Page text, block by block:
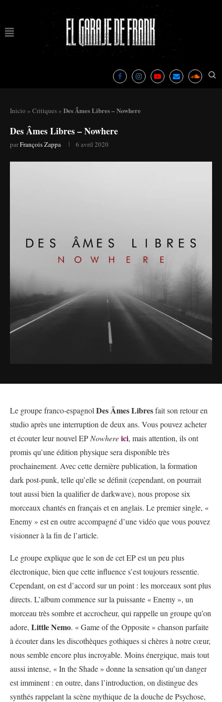
Inicio » Critiques » Des Âmes Libres – Nowhere
Des Âmes Libres – Nowhere
parFrançois Zappa 6 avril 2020
Le groupe franco-espagnol Des Âmes Libresfait son retour en
studio après une interruption de deux ans. Vous pouvez acheter
et écouter leur nouvel EP Nowhereici, mais attention, ils ont
promis qu’une édition physique sera disponible très
prochainement. Avec cette dernière publication, la formation
dark post-punk, telle qu’elle se définit (cependant, on pourrait
tout aussi bien la qualifier de darkwave), nous propose six
morceaux chantés en français et en anglais. Le premier single, «
Enemy » est en outre accompagné d’une vidéo que vous pouvez
visionner à la fin de l’article.
Le groupe explique que le son de cet EP est un peu plus
électronique, bien que cette influence s’est toujours ressentie.
Cependant, on est d’accord sur un point : les morceaux sont plus
directs. L’album commence sur la puissante « Enemy », un
morceau très sombre et accrocheur, qui rappelle un groupe qu’on
adore, Little Nemo. « Game of the Opposite » chanson parfaite
à écouter dans les discothèques gothiques si chères à notre cœur,
nous semble encore plus incroyable. Moins énergique, mais tout
aussi intense, « In the Shade » donne la sensation qu’un danger
est imminent : en outre, dans l’introduction, on distingue des
synthés rappelant la scène mythique de la douche de Psychose,